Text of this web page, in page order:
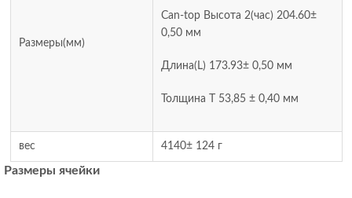
Размеры(мм)
Can-top Высота 2(час) 204.60±
0,50 мм
Длина(L) 173.93± 0,50 мм
Толщина T 53,85 ± 0,40 мм
вес 4140± 124 г
Размеры ячейки